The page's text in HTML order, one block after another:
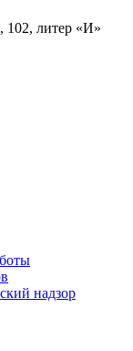
102, литер «И»
надзор